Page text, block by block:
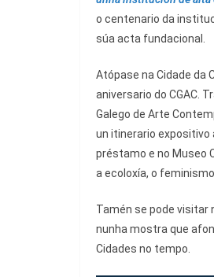
o centenario da
súa acta fundacional.
Atópase na Cidade da
aniversario do CGAC.
Galego de Arte
un itinerario expositivo
préstamo e no Museo
a ecoloxía, o
Tamén se pode visitar
nunha mostra que
Cidades no tempo.